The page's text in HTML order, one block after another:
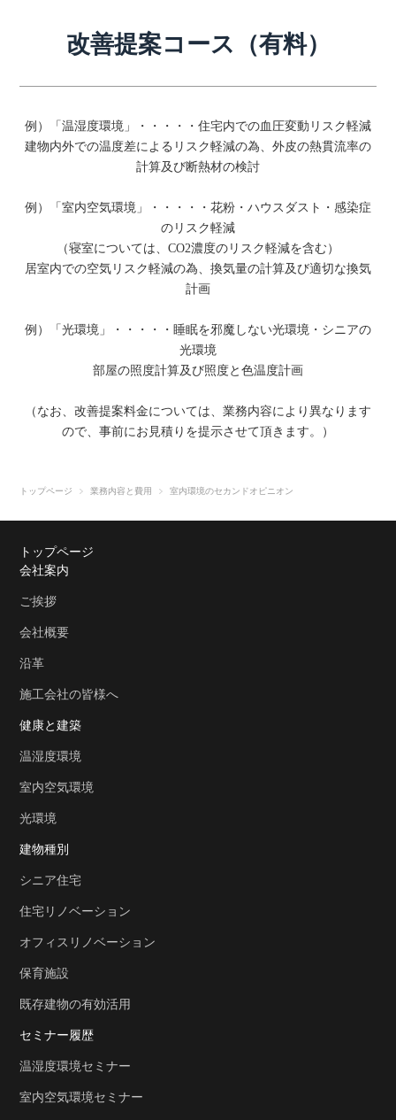
改善提案コース（有料）
例）「温湿度環境」・・・・・住宅内での血圧変動リスク軽減
建物内外での温度差によるリスク軽減の為、外皮の熱貫流率の
計算及び断熱材の検討
例）「室内空気環境」・・・・・花粉・ハウスダスト・感染症
のリスク軽減
（寝室については、CO2濃度のリスク軽減を含む）
居室内での空気リスク軽減の為、換気量の計算及び適切な換気
計画
例）「光環境」・・・・・睡眠を邪魔しない光環境・シニアの
光環境
部屋の照度計算及び照度と色温度計画
（なお、改善提案料金については、業務内容により異なります
ので、事前にお見積りを提示させて頂きます。）
トップページ 業務内容と費用 室内環境のセカンドオピニオン
トップページ
会社案内
ご挨拶
会社概要
沿革
施工会社の皆様へ
健康と建築
温湿度環境
室内空気環境
光環境
建物種別
シニア住宅
住宅リノベーション
オフィスリノベーション
保育施設
既存建物の有効活用
セミナー履歴
温湿度環境セミナー
室内空気環境セミナー